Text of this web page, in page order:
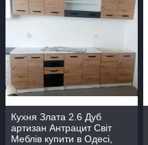
Кухня Злата 2.6 Дуб
артизан Антрацит Світ
Меблів купити в Одесі,